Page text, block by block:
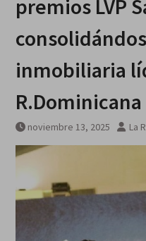
premios LVP
inmobiliaria
R.Dominicana
noviembre 13, 2025 La